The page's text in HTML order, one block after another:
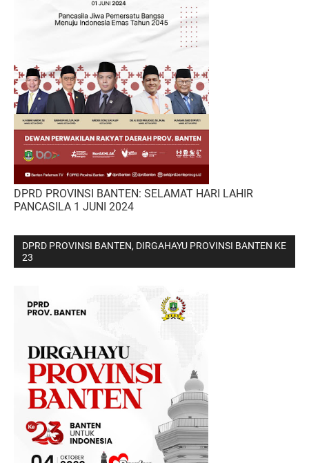
DPRD PROVINSI BANTEN: SELAMAT HARI LAHIR
PANCASILA 1 JUNI 2024
DPRD PROVINSI BANTEN, DIRGAHAYU PROVINSI BANTEN KE
23